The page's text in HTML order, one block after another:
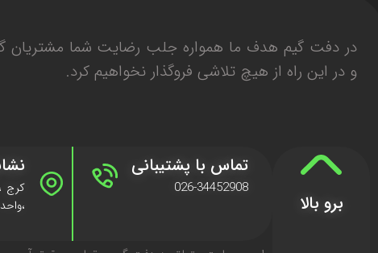
در دفت گیم هدف ما همواره جلب رضایت شما مشتریان
و در این راه از هیچ تلاشی فروگذار نخواهیم کرد.
برو بالا
تماس با پشتیبانی
026-34452908
،واحد ۹